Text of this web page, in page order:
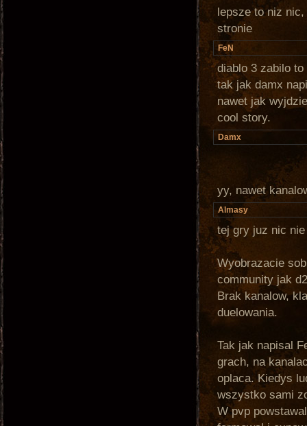
lepsze to niz
stronie
FeN
diablo 3 zabilo
tak jak damx
nawet jak
cool story.
Damx
yy, nawet
Almasy
tej gry juz nic
Wyobrazacie
community jak
Brak kanalow,
duelowania.
Tak jak napisal
grach, na
oplaca. Kiedys
wszystko sami
W pvp